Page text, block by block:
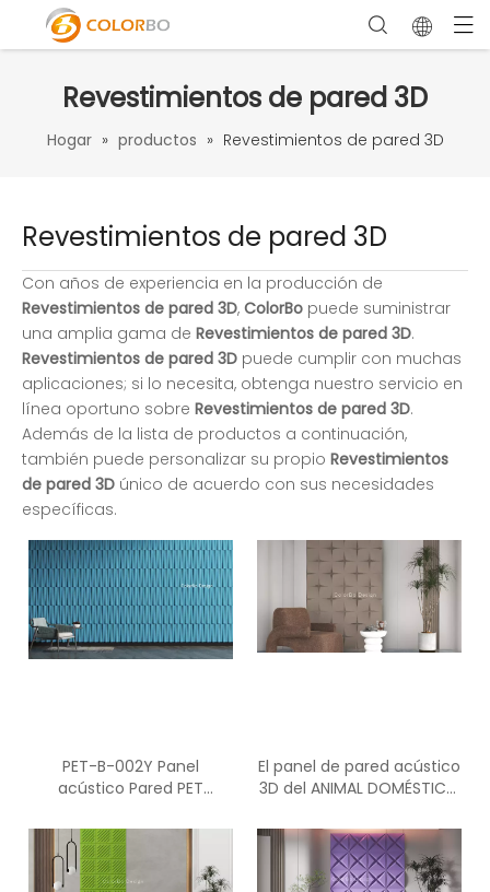
Revestimientos de pared 3D
Hogar » productos » Revestimientos de pared 3D
Revestimientos de pared 3D
Con años de experiencia en la producción de
Revestimientos de pared 3D, ColorBo puede suministrar
una amplia gama de Revestimientos de pared 3D.
Revestimientos de pared 3D puede cumplir con muchas
aplicaciones; si lo necesita, obtenga nuestro servicio en
línea oportuno sobre Revestimientos de pared 3D.
Además de la lista de productos a continuación,
también puede personalizar su propio Revestimientos
de pared 3D único de acuerdo con sus necesidades
específicas.
PET-B-002Y Panel
acústico Pared PET
Paneles acústicos de fibra
decorativa PET
El panel de pared acústico
3D del ANIMAL DOMÉSTICO
de la fibra de poliéster de
PET-H-030Y para la
oficina y el estudio